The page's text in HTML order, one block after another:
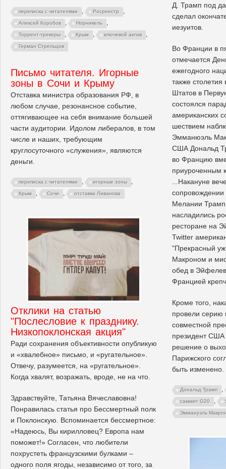
Д. Трамп под
сделал
иезуитов.
Во Франции в
отмечается
ежегодного
также
Штатов в
состоялся
американских
шествием
Эмманюэль
США Дональд
во Францию
приуроченным
...Накануне
Мелании
насладились
ресторане на
Twitter
"Прекрасный
Макроном и
обед в
Францией
Кроме того,
провели серию
совместной
президент США
решение о
Парижского
быть изменено.
Дональд Трамп ,
саммит G20 ,
Эммануэль
переписка с читателями , Росреестр ,
Алексей Коробов , Норникель ,
Торрент-трекеры , Крым , ключевой актив ,
Герман Стрельцов
Письмо читателя. Игорные
зоны в Сочи и Крыму
Отставка министра образования РФ, в
любом случае, резонансное событие,
оттягивающее на себя внимание большей
части аудитории. Идолом либералов, в том
числе и наших, требующим
круглосуточного «служения», являются
деньги.
переписка с читателями , игорные зоны ,
Крым , Сочи , отставка Ливанова
Отклики на статью
"Послесловие к празднику.
Низкопоклонская акция"
Ради сохранения объективности опубликую
и «хвалебное» письмо, и «ругательное».
Отвечу, разумеется, на «ругательное».
Когда хвалят, возражать, вроде, не на что.
Здравствуйте, Татьяна Вячеславовна!
Понравилась статья про Бессмертный полк
и Поклонскую. Вспоминается бессмертное:
«Надеюсь, Вы кирилловец? Европа нам
поможет!» Согласен, что любители
похрустеть французскими булками –
одного поля ягоды, независимо от того, за